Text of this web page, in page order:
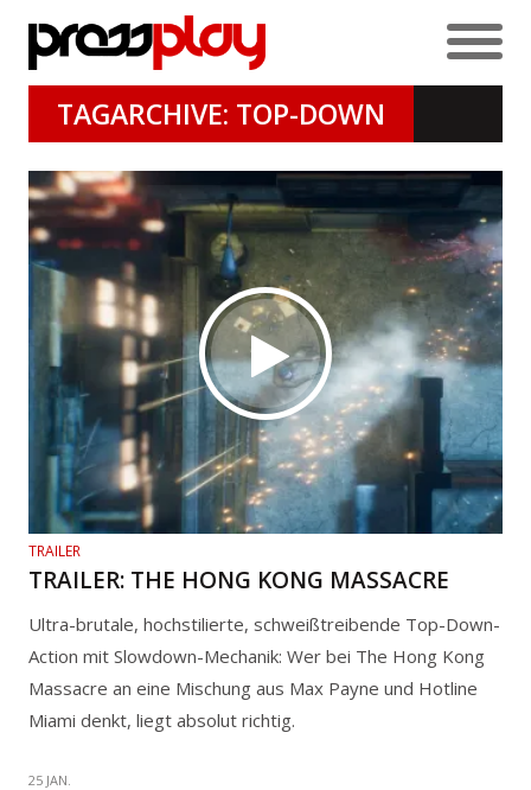
TAGARCHIVE: TOP-DOWN
TRAILER
TRAILER: THE HONG KONG MASSACRE
Ultra-brutale, hochstilierte, schweißtreibende Top-Down-
Action mit Slowdown-Mechanik: Wer bei The Hong Kong
Massacre an eine Mischung aus Max Payne und Hotline
Miami denkt, liegt absolut richtig.
25 JAN.